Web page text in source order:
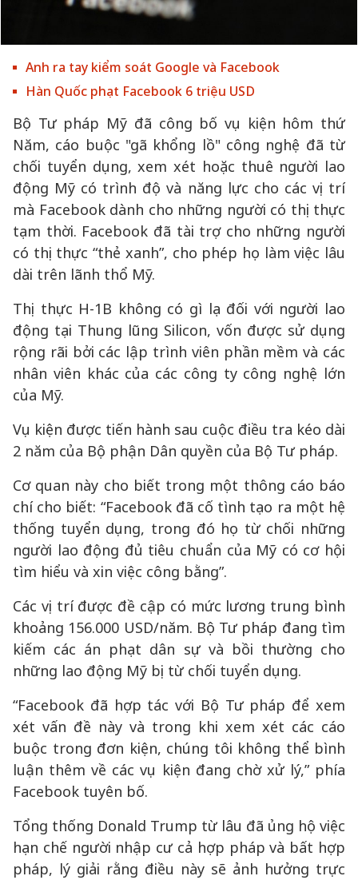
Anh ra tay kiểm soát Google và Facebook
Hàn Quốc phạt Facebook 6 triệu USD
Bộ Tư pháp Mỹ đã công bố vụ kiện hôm thứ
Năm, cáo buộc "gã khổng lồ" công nghệ đã từ
chối tuyển dụng, xem xét hoặc thuê người lao
động Mỹ có trình độ và năng lực cho các vị trí
mà Facebook dành cho những người có thị thực
tạm thời. Facebook đã tài trợ cho những người
có thị thực “thẻ xanh”, cho phép họ làm việc lâu
dài trên lãnh thổ Mỹ.
Thị thực H-1B không có gì lạ đối với người lao
động tại Thung lũng Silicon, vốn được sử dụng
rộng rãi bởi các lập trình viên phần mềm và các
nhân viên khác của các công ty công nghệ lớn
của Mỹ.
Vụ kiện được tiến hành sau cuộc điều tra kéo dài
2 năm của Bộ phận Dân quyền của Bộ Tư pháp.
Cơ quan này cho biết trong một thông cáo báo
chí cho biết: “Facebook đã cố tình tạo ra một hệ
thống tuyển dụng, trong đó họ từ chối những
người lao động đủ tiêu chuẩn của Mỹ có cơ hội
tìm hiểu và xin việc công bằng”.
Các vị trí được đề cập có mức lương trung bình
khoảng 156.000 USD/năm. Bộ Tư pháp đang tìm
kiếm các án phạt dân sự và bồi thường cho
những lao động Mỹ bị từ chối tuyển dụng.
“Facebook đã hợp tác với Bộ Tư pháp để xem
xét vấn đề này và trong khi xem xét các cáo
buộc trong đơn kiện, chúng tôi không thể bình
luận thêm về các vụ kiện đang chờ xử lý,” phía
Facebook tuyên bố.
Tổng thống Donald Trump từ lâu đã ủng hộ việc
hạn chế người nhập cư cả hợp pháp và bất hợp
pháp, lý giải rằng điều này sẽ ảnh hưởng trực